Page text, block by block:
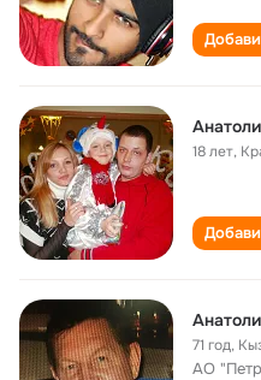
18 лет,
71 год,
АО